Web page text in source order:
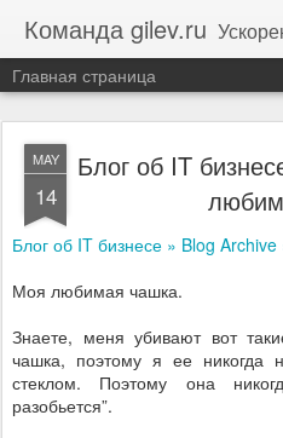
Команда gilev.ru Ускорение 1С :
Главная страница
MAY
14
Блог об IT
Блог об IT бизнесе » Blog
Моя любимая чашка.
Знаете, меня убивают вот
чашка, поэтому я ее
стеклом. Поэтому она
разобьется”.